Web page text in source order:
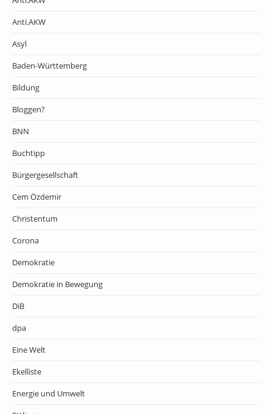
Anti.AKW
Asyl
Baden-Württemberg
Bildung
Bloggen?
BNN
Buchtipp
Bürgergesellschaft
Cem Özdemir
Christentum
Corona
Demokratie
Demokratie in Bewegung
DiB
dpa
Eine Welt
Ekelliste
Energie und Umwelt